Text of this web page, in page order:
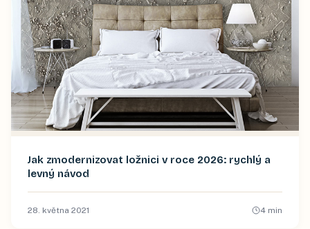
Jak zmodernizovat ložnici v roce 2026: rychlý a
levný návod
28. května 2021 4 min